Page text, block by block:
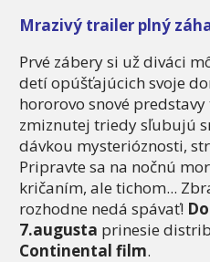
Mrazivý trailer plný
Prvé zábery si už diváci
detí opúšťajúcich svoje
hororovo snové
zmiznutej triedy sľubujú
dávkou mysterióznosti,
Pripravte sa na nočnú
kričaním, ale tichom...
rozhodne nedá spávať!
7.augusta prinesie
Continental film.